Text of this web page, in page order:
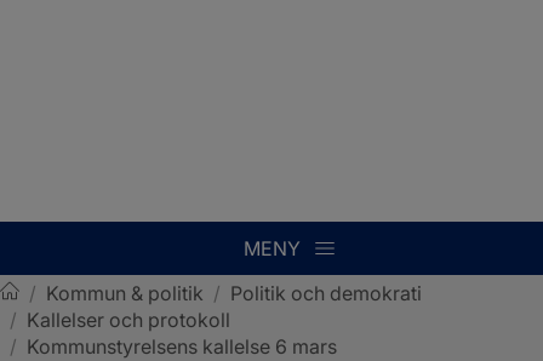
MENY
Sotenäs kommun
/ Kommun & politik / Politik och demokrati
/ Kallelser och protokoll
/ Kommunstyrelsens kallelse 6 mars